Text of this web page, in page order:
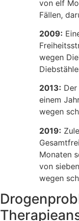
von elf
Fällen,
2009:
wegen
2013:
einem
wegen
2019:
Monaten
von
wegen